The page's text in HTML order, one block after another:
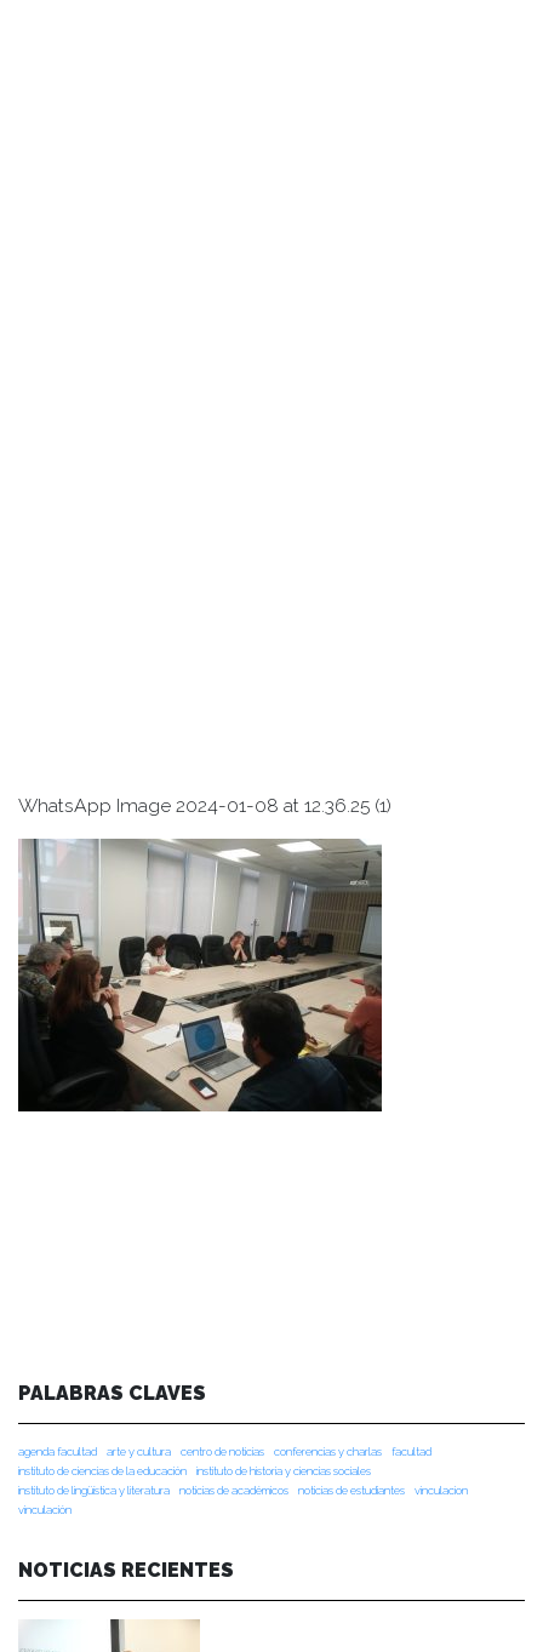
WhatsApp Image 2024-01-08 at 12.36.25 (1)
PALABRAS CLAVES
agenda facultad arte y cultura centro de noticias conferencias y charlas
facultad
instituto de ciencias de la educación
instituto de historia y ciencias sociales
instituto de lingüística y literatura
noticias de académicos noticias de estudiantes
vinculacion
vinculación
NOTICIAS RECIENTES